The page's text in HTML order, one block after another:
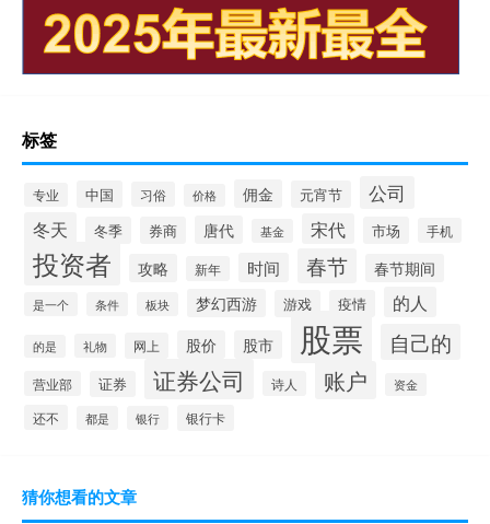
标签
专业 中国 习俗 价格 佣金 元宵节
公司
冬天
冬季 券商 唐代 基金 宋代 市场 手机
投资者 攻略 新年 时间 春节 春节期间
是一个 条件 板块 梦幻西游 游戏 疫情 的人
的是 礼物 网上 股价 股市 股票 自己的
营业部 证券 证券公司 诗人 账户 资金
还不 都是 银行 银行卡
猜你想看的文章